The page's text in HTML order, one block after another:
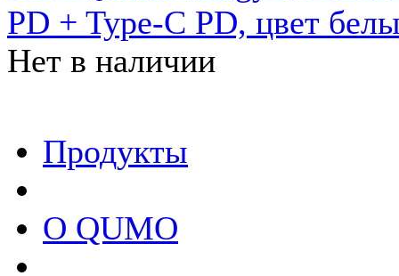
PD + Type-C PD, цвет
Нет в наличии
Продукты
О QUMO